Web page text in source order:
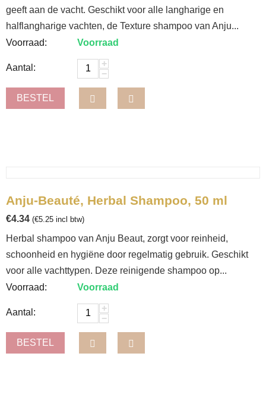
geeft aan de vacht. Geschikt voor alle langharige en
halflangharige vachten, de Texture shampoo van Anju...
Voorraad:
Voorraad
Aantal:
+
−
BESTEL
Anju-Beauté, Herbal Shampoo, 50 ml
€4.34 (€5.25 incl btw)
Herbal shampoo van Anju Beaut, zorgt voor reinheid,
schoonheid en hygiëne door regelmatig gebruik. Geschikt
voor alle vachttypen. Deze reinigende shampoo op...
Voorraad:
Voorraad
Aantal:
+
−
BESTEL